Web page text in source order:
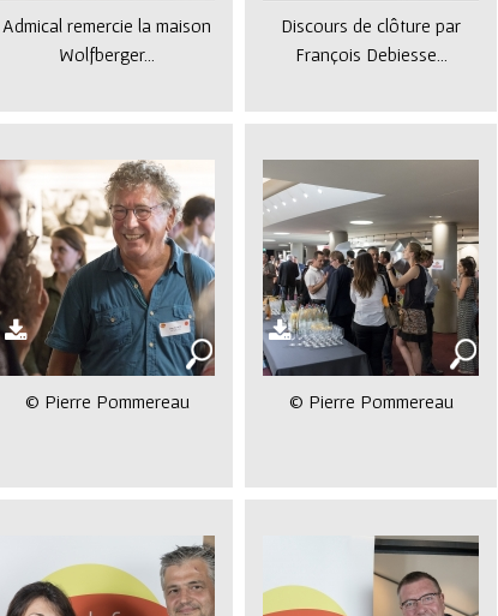
Admical remercie la maison
Wolfberger...
Discours de clôture par
François Debiesse...
© Pierre Pommereau © Pierre Pommereau